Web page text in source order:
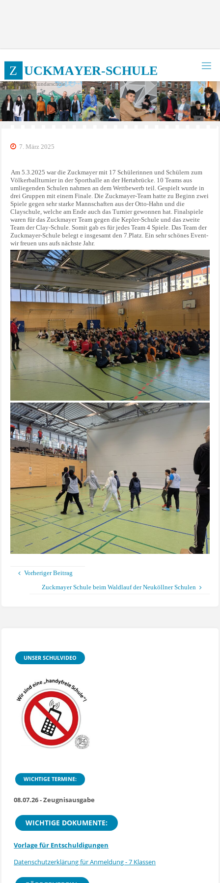
Z UCKMAYER-SCHULE
Integrierte Sekundarschule
7. März 2025
Am 5.3.2025 war die Zuckmayer mit 17 Schülerinnen und Schülern zum
Völkerballturnier in der Sporthalle an der Hertabrücke. 10 Teams aus
umliegenden Schulen nahmen an dem Wettbewerb teil. Gespielt wurde in
drei Gruppen mit einem Finale. Die Zuckmayer-Team hatte zu Beginn zwei
Spiele gegen sehr starke Mannschaften aus der Otto-Hahn und die
Clayschule, welche am Ende auch das Turnier gewonnen hat. Finalspiele
waren für das Zuckmayer Team gegen die Kepler-Schule und das zweite
Team der Clay-Schule. Somit gab es für jedes Team 4 Spiele. Das Team der
Zuckmayer-Schule belegt e insgesamt den 7.Platz. Ein sehr schönes Event-
wir freuen uns aufs nächste Jahr.
Vorheriger Beitrag
Zuckmayer Schule beim Waldlauf der Neuköllner Schulen
UNSER SCHULVIDEO
WICHTIGE TERMINE:
08.07.26 - Zeugnisausgabe
WICHTIGE DOKUMENTE:
Vorlage für Entschuldigungen
Datenschutzerklärung für Anmeldung - 7 Klassen